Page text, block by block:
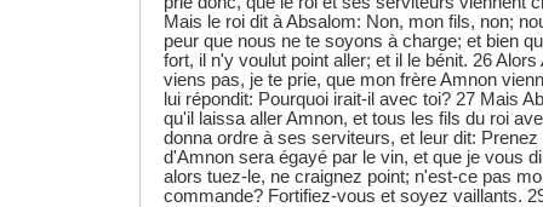
Mais le roi dit à Absalom: Non, mon fils, non;
peur que nous ne te soyons à charge; et bien
fort, il n'y voulut point aller; et il le bénit. 26
viens pas, je te prie, que mon frère Amnon
lui répondit: Pourquoi irait-il avec toi? 27 Mais
qu'il laissa aller Amnon, et tous les fils du roi
donna ordre à ses serviteurs, et leur dit:
d'Amnon sera égayé par le vin, et que je vous
alors tuez-le, ne craignez point; n'est-ce pas
commande? Fortifiez-vous et soyez vaillants.